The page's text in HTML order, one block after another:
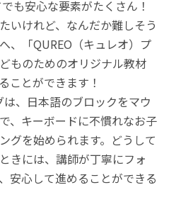
も安心な要素がたくさん！
いけれど、なんだか難しそう
、「QUREO（キュレオ）プ
ものためのオリジナル教材
ことができます！
、日本語のブロックをマウ
、キーボードに不慣れなお子
グを始められます。どうして
きには、講師が丁寧にフォ
安心して進めることができる